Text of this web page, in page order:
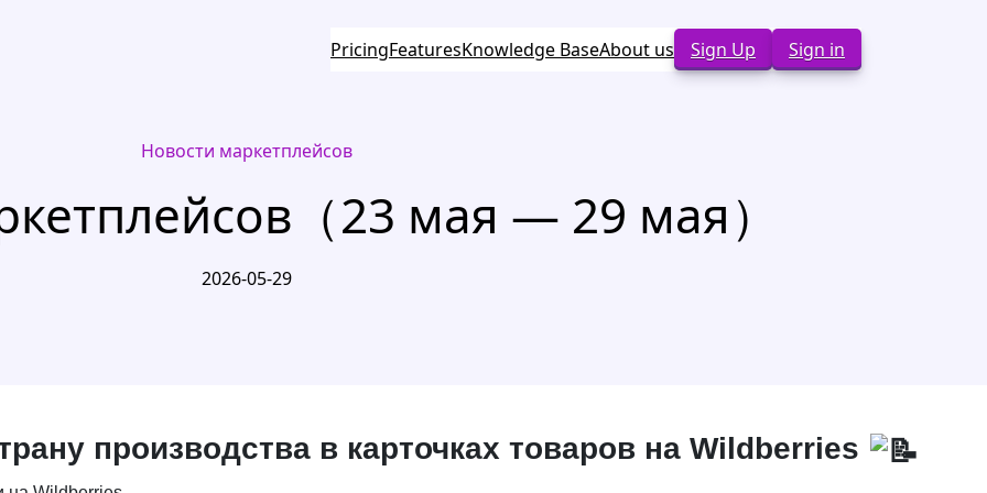
PricingFeaturesKnowledge BaseAbout us Sign Up Sign in
Новости маркетплейсов
（23 мая — 29 мая）
2026-05-29
производства в карточках товаров на Wildberries